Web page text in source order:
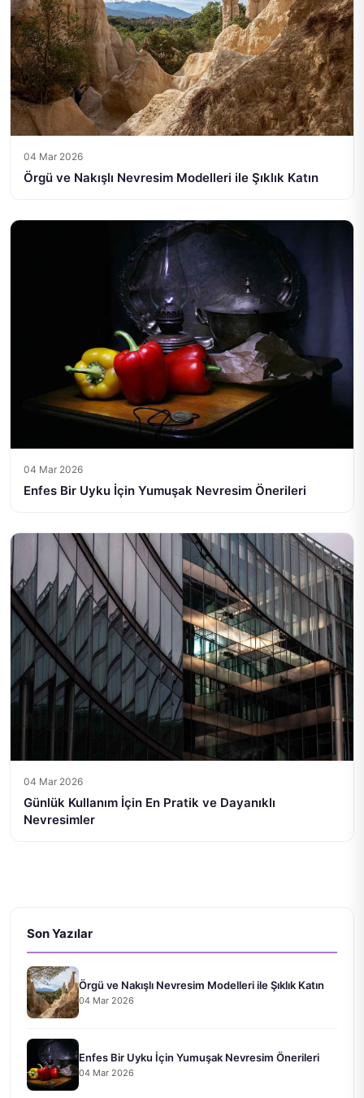
04 Mar 2026
Örgü ve Nakışlı Nevresim Modelleri ile Şıklık Katın
04 Mar 2026
Enfes Bir Uyku İçin Yumuşak Nevresim Önerileri
04 Mar 2026
Günlük Kullanım İçin En Pratik ve Dayanıklı
Nevresimler
Son Yazılar
Örgü ve Nakışlı Nevresim Modelleri ile Şıklık Katın
04 Mar 2026
Enfes Bir Uyku İçin Yumuşak Nevresim Önerileri
04 Mar 2026